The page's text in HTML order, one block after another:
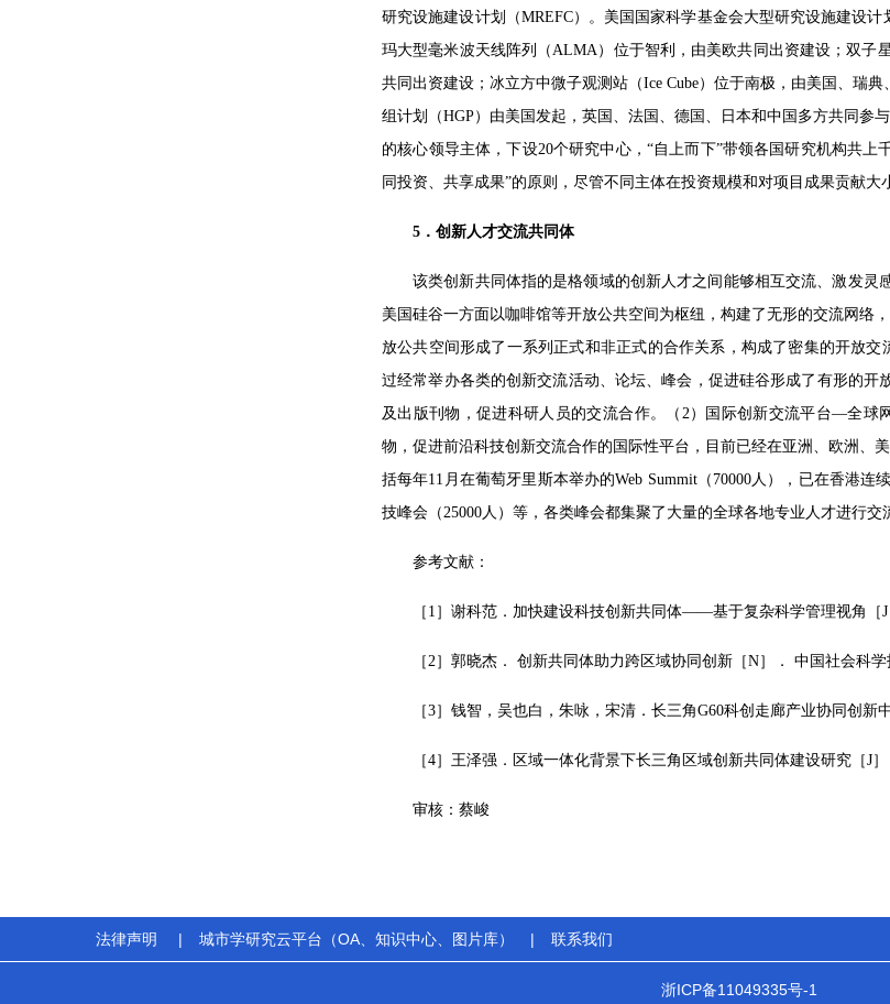
研究设施建设计划（MREFC）。美国国家科学基金会大型研究设施建设
玛大型毫米波天线阵列（ALMA）位于智利，由美欧共同出资建设；双子
共同出资建设；冰立方中微子观测站（Ice Cube）位于南极，由美国、瑞
组计划（HGP）由美国发起，英国、法国、德国、日本和中国多方共同参
的核心领导主体，下设20个研究中心，“自上而下”带领各国研究机构共
同投资、共享成果”的原则，尽管不同主体在投资规模和对项目成果贡献
5．创新人才交流共同体
该类创新共同体指的是格领域的创新人才之间能够相互交流、激发灵
美国硅谷一方面以咖啡馆等开放公共空间为枢纽，构建了无形的交流网络
放公共空间形成了一系列正式和非正式的合作关系，构成了密集的开放
过经常举办各类的创新交流活动、论坛、峰会，促进硅谷形成了有形的
及出版刊物，促进科研人员的交流合作。（2）国际创新交流平台—全球
物，促进前沿科技创新交流合作的国际性平台，目前已经在亚洲、欧洲、
括每年11月在葡萄牙里斯本举办的Web Summit（70000人），已在香港
技峰会（25000人）等，各类峰会都集聚了大量的全球各地专业人才进行交
参考文献：
［1］谢科范．加快建设科技创新共同体——基于复杂科学管理视角［J
［2］郭晓杰． 创新共同体助力跨区域协同创新［N］． 中国社会科学
［3］钱智，吴也白，朱咏，宋清．长三角G60科创走廊产业协同创新
［4］王泽强．区域一体化背景下长三角区域创新共同体建设研究［J
审核：蔡峻
法律声明 | 城市学研究云平台（OA、知识中心、图片库） | 联系我们
浙ICP备11049335号-1